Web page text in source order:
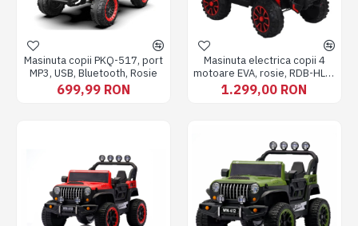
Masinuta copii PKQ-517, port
MP3, USB, Bluetooth, Rosie
699,99 RON
Masinuta electrica copii 4
motoare EVA, rosie, RDB-HLX-
5588/6188
1.299,00 RON